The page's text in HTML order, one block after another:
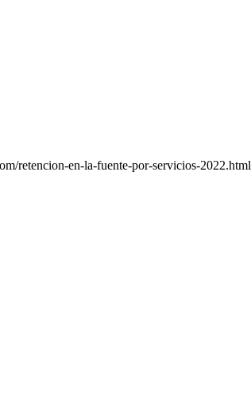
retencion-en-la-fuente-por-servicios-2022.html